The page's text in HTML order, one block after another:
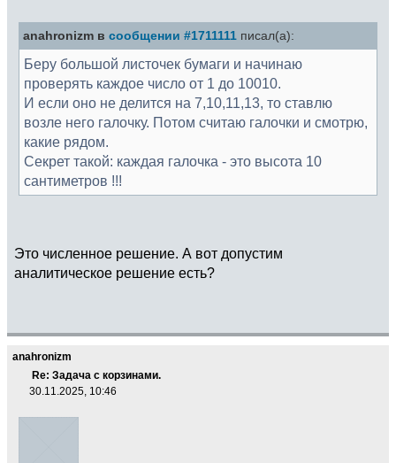
anahronizm в сообщении #1711111 писал(а):
Беру большой листочек бумаги и начинаю
проверять каждое число от 1 до 10010.
И если оно не делится на 7,10,11,13, то ставлю
возле него галочку. Потом считаю галочки и смотрю,
какие рядом.
Секрет такой: каждая галочка - это высота 10
сантиметров !!!
Это численное решение. А вот допустим
аналитическое решение есть?
anahronizm
Re: Задача с корзинами.
30.11.2025, 10:46